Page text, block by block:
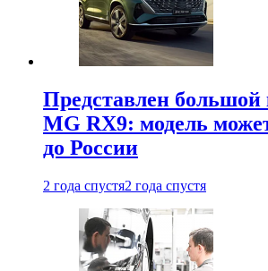
Представлен большой
MG RX9: модель
до России
2 года спустя2 года спустя